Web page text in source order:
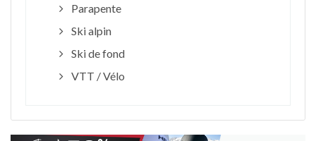
Parapente
Ski alpin
Ski de fond
VTT / Vélo